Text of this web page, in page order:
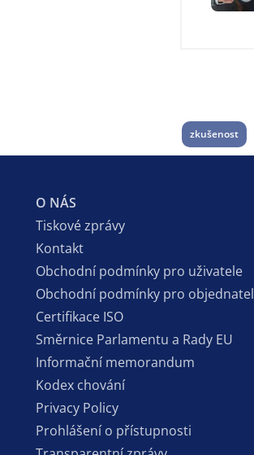
zkušenost
O NÁS
Tiskové zprávy
Kontakt
Obchodní podmínky pro uživatele
Obchodní podmínky pro
Certifikace ISO
Směrnice Parlamentu a Rady EU
Informační memorandum
Kodex chování
Privacy Policy
Prohlášení o přístupnosti